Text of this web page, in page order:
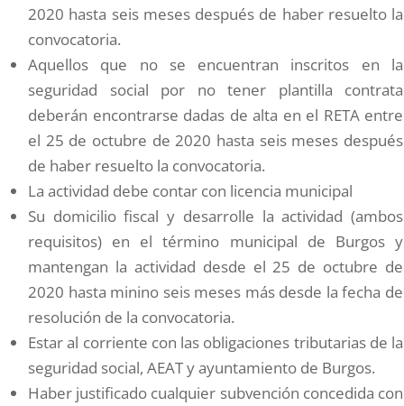
2020 hasta seis meses después de haber resuelto la
convocatoria.
Aquellos que no se encuentran inscritos en la
seguridad social por no tener plantilla contrata
deberán encontrarse dadas de alta en el RETA entre
el 25 de octubre de 2020 hasta seis meses después
de haber resuelto la convocatoria.
La actividad debe contar con licencia municipal
Su domicilio fiscal y desarrolle la actividad (ambos
requisitos) en el término municipal de Burgos y
mantengan la actividad desde el 25 de octubre de
2020 hasta minino seis meses más desde la fecha de
resolución de la convocatoria.
Estar al corriente con las obligaciones tributarias de la
seguridad social, AEAT y ayuntamiento de Burgos.
Haber justificado cualquier subvención concedida con